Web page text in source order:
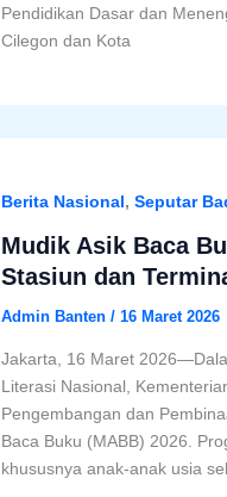
Pendidikan Dasar dan
Cilegon dan Kota
Berita Nasional, Seputar
Mudik Asik Baca
Stasiun dan
Admin Banten / 16 Maret 2026
Jakarta, 16 Maret
Literasi Nasional,
Pengembangan dan
Baca Buku (MABB) 2026.
khususnya anak-anak usia